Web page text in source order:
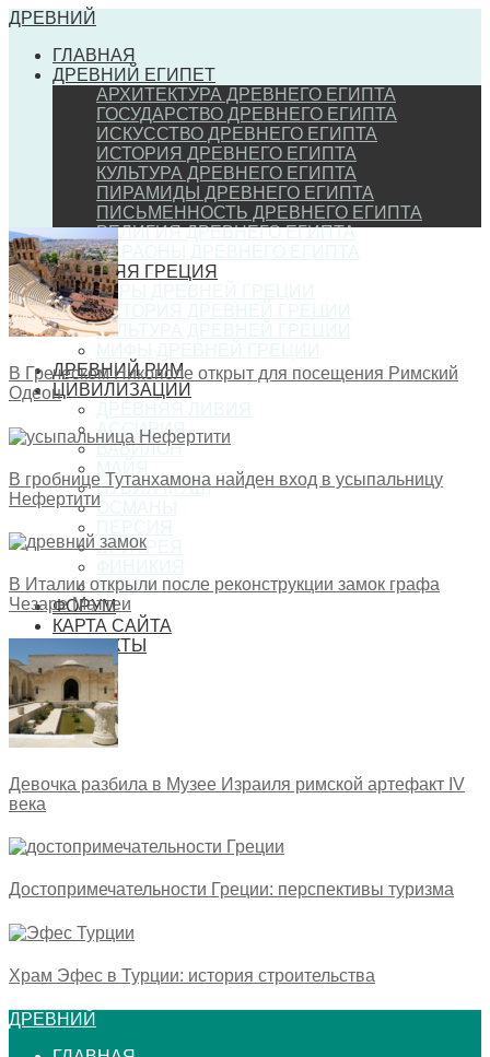
ДРЕВНИЙ
ГЛАВНАЯ
ДРЕВНИЙ ЕГИПЕТ
АРХИТЕКТУРА ДРЕВНЕГО ЕГИПТА
ГОСУДАРСТВО ДРЕВНЕГО ЕГИПТА
ИСКУССТВО ДРЕВНЕГО ЕГИПТА
ИСТОРИЯ ДРЕВНЕГО ЕГИПТА
КУЛЬТУРА ДРЕВНЕГО ЕГИПТА
ПИРАМИДЫ ДРЕВНЕГО ЕГИПТА
ПИСЬМЕННОСТЬ ДРЕВНЕГО ЕГИПТА
РЕЛИГИЯ ДРЕВНЕГО ЕГИПТА
ФАРАОНЫ ДРЕВНЕГО ЕГИПТА
ДРЕВНЯЯ ГРЕЦИЯ
ИГРЫ ДРЕВНЕЙ ГРЕЦИИ
ИСТОРИЯ ДРЕВНЕЙ ГРЕЦИИ
КУЛЬТУРА ДРЕВНЕЙ ГРЕЦИИ
ДРЕВНИЙ РИМ
ЦИВИЛИЗАЦИИ
АССИРИЯ
ВАВИЛОН
МАЙЯ
НУБИЯ (КУШ)
ОСМАНЫ
ЭРИТРЕЯ
ХЕТТЫ
ФОРУМ
КАРТА САЙТА
КОНТАКТЫ
В Греческом Никополе открыт для посещения Римский
Одеон
В гробнице Тутанхамона найден вход в усыпальницу
Нефертити
В Италии открыли после реконструкции замок графа
Чезаре Маттеи
Девочка разбила в Музее Израиля римской артефакт IV
века
Достопримечательности Греции: перспективы туризма
Храм Эфес в Турции: история строительства
ДРЕВНИЙ